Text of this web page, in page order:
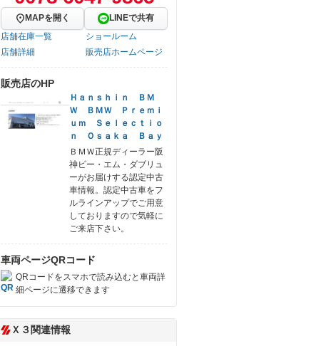
MAPを開く
LINEで共有
店舗在庫一覧
ショールーム
店舗詳細
販売店ホームページ
販売店のHP
Ｈａｎｓｈｉｎ ＢＭ
Ｗ ＢＭＷ Ｐｒｅｍｉ
ｕｍ Ｓｅｌｅｃｔｉｏ
ｎ Ｏｓａｋａ Ｂａｙ
ＢＭＷ正規ディーラー阪
神ビー・エム・ダブリュ
ーがお届けする認定中古
車情報。認定中古車をフ
ルラインアップでご用意
しておりますので気軽に
ご来店下さい。
車両ページQRコード
QRコードをスマホで読み込むと車両詳
細ページに遷移できます
Ｘ３関連情報